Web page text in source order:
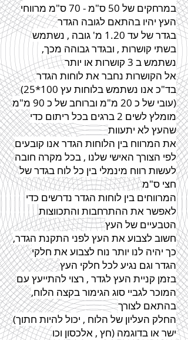
במרחקים של 50 ס"מ - 70 ס"מ מרווחי
העץ יהיו בהתאם לגובה הגדר
בגדר
של עד 1.20 מ' גובה , נשתמש
בשתי קושרות , ובגדרגבוהה מכך,
נשתמש ב 3 קושרות או יותר
אל הקושרות נחבר את לוחות הגדר
(בד"כ אנו נשתמש בלוחות עץ 100*25
(עובי של כ 20 מ"מ וברוחב של כ 90 מ"מ
מומלץ לשים 2 ברגים בכל ריתום כדי
שהעץ לא יתעוות
את המרווח בין הלוחות הגדראנו קובעים
לפי הצורך האישי שלנו , בכל מקרה חובה
לעשות רווח מינמלי בין כל לוח בגדרשל
חצי ס"מ
המרווחים בין לוחות הגדר נדרשים כדי
לאפשר את ההתרחבות והתכווצות
הטבעיים של העץ
חשוב לצבוע את העץ לפני התקנת הגדר,
כך יהיה לנו יותר נוח לצבוע את חלקי
הגדר וגם נגיע לכל חלקי העץ
בזמן קניית העץלגדר , רצוי להתייעץ עם
המוכר לגביי סוג הגימור בקצה הלוח,
בהתאם לצורך
(החלק העליון של הלוח , יכול להיות חתוך
ישר או בדוגמה (חץ , אלכסון וכו